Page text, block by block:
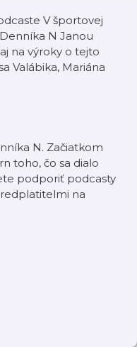
V športovej
N Janou
na výroky o tejto
Valábika, Mariána
N. Začiatkom
toho, čo sa dialo
podporiť podcasty
na